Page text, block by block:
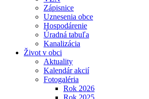
Zápisnice
Uznesenia obce
Hospodárenie
Úradná tabuľa
Kanalizácia
Život v obci
Aktuality
Kalendár akcií
Fotogaléria
Rok 2026
Rok 2025